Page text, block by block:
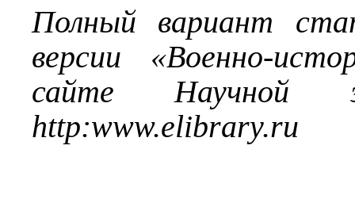
Полный вариант
версии «Военно-
сайте Научной
http:www.elibrary.ru